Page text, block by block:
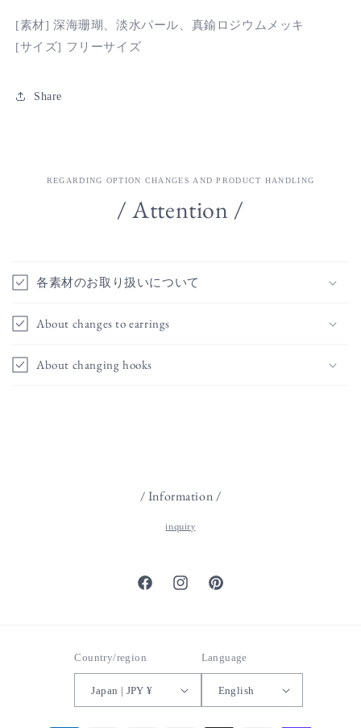
[素材] 深海珊瑚、淡水パール、 真鍮ロジウムメッキ
[サイズ] フリーサイズ
Share
REGARDING OPTION CHANGES AND PRODUCT HANDLING
/ Attention /
各素材のお取り扱いについて
About changes to earrings
About changing hooks
/ Information /
inquiry
FacebookInstagramPinterest
Country/region
Japan | JPY ¥
Language
English